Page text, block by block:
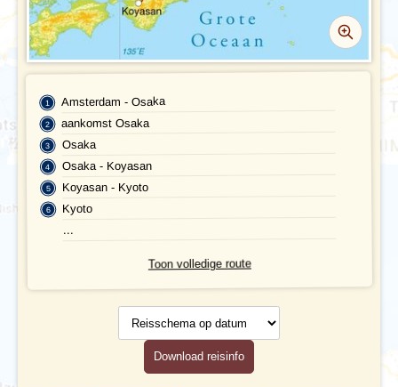
Bij de reis inbegrepen
Excursies
Reisdocumenten
Hotelverlenging
Reisbegeleiding en gidsen
Amsterdam - Osaka
aankomst Osaka
Osaka
Osaka - Koyasan
Koyasan - Kyoto
Kyoto
...
Toon volledige route
op datum
Download reisinfo